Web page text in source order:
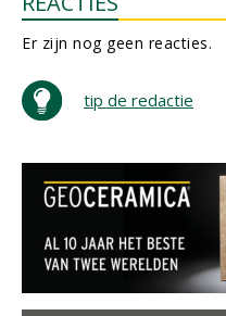
Er zijn nog geen reacties.
tip de redactie